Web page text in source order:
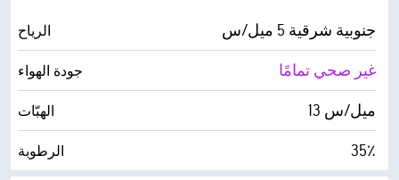
الغطاء السحابي 0٪
الرؤية 5 ميل
أقصى ارتفاع للسحاب 30000 قدم
الرياح جنوبية شرقية 5 ميل/س
جودة الهواء غير صحي تمامًا
الهبّات 13 ميل/س
الرطوبة 35٪